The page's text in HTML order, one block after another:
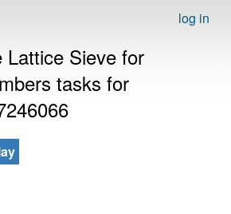
log in
Lattice Sieve for
tasks for